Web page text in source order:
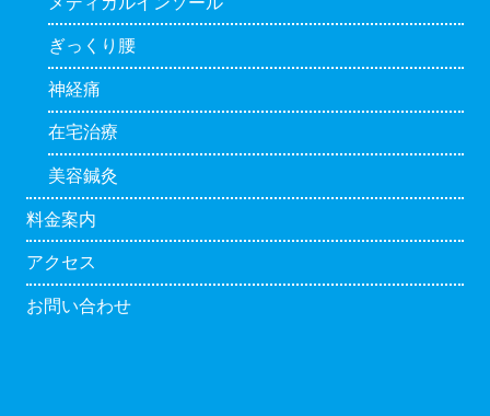
ぎっくり腰
神経痛
在宅治療
美容鍼灸
料金案内
アクセス
お問い合わせ